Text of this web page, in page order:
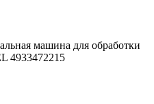
машина для обработки
4933472215